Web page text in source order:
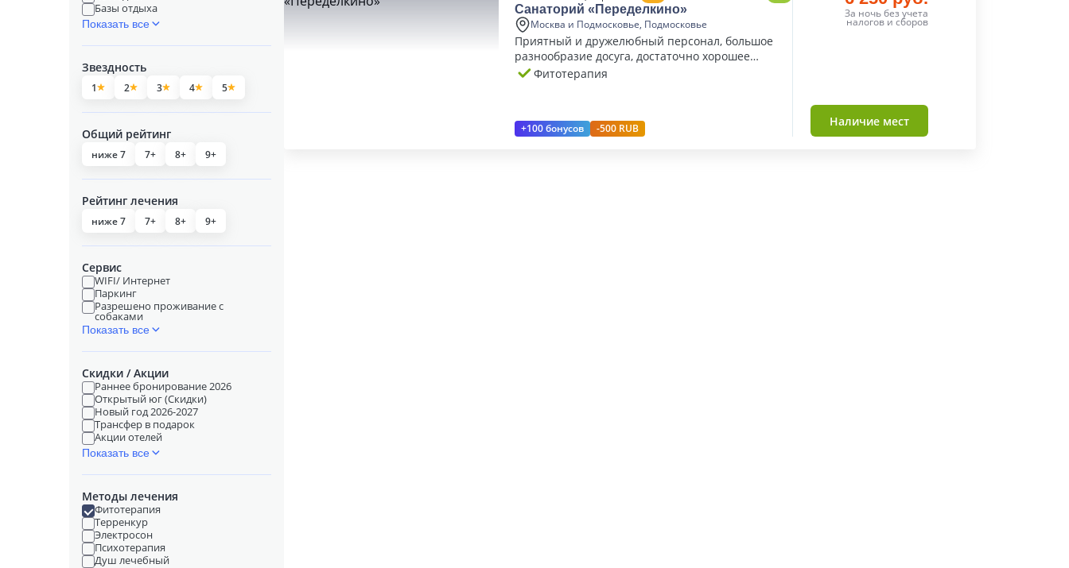
Базы отдыха
Показать все
Звездность
1 2 3 4 5
Общий рейтинг
ниже 7 7+ 8+ 9+
Рейтинг лечения
ниже 7 7+ 8+ 9+
Сервис
WIFI/ Интернет
Паркинг
Разрешено проживание с
собаками
Показать все
Скидки / Акции
Раннее бронирование 2026
Открытый юг (Скидки)
Новый год 2026-2027
Трансфер в подарок
Акции отелей
Показать все
Методы лечения
Фитотерапия
Терренкур
Электросон
Психотерапия
Душ лечебный
Санаторий «Переделкино»
Москва и Подмосковье, Подмосковье
Приятный и дружелюбный персонал, большое
разнообразие досуга, достаточно хорошее
питание
Фитотерапия
+100 бонусов -500 RUB
За ночь без учета
налогов и сборов
Наличие мест